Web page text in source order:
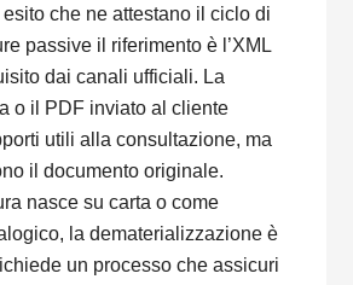
che ne attestano il ciclo di
passive il riferimento è l’XML
dai canali ufficiali. La
o il PDF inviato al cliente
utili alla consultazione, ma
il documento originale.
nasce su carta o come
la dematerializzazione è
un processo che assicuri